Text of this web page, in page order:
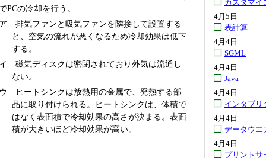
PCの冷却を行う。
排気ファンと吸気ファンを隣接して設置する
と、空気の流れが悪くなるため冷却効果は低下
する。
磁気ディスクは密閉されており外気は流通し
ない。
ヒートシンクは放熱用の金属で、発熱する部
品に取り付けられる。ヒートシンクは、体積で
はなく表面積で冷却効果の高さが決まる。表面
積が大きいほど冷却効果が高い。
カスタマイ
4月5日
表計算
4月4日
SGML
4月4日
Java
4月4日
インタプリ
4月4日
データウエ
4月4日
プリントサ